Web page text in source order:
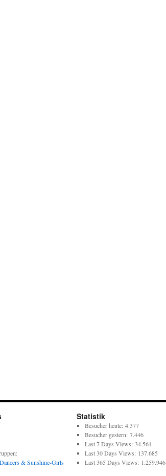
& Sunshine-Girls
Statistik
Besucher heute: 4.377
Besucher gestern: 7.446
Last 7 Days Views: 34.561
Last 30 Days Views: 137.685
Last 365 Days Views: 1.259.946